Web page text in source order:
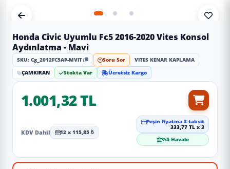
Honda Civic Uyumlu Fc5 2016-2020 Vites Konsol
Aydınlatma - Mavi
SKU: Cg_2012FC5AP-MVIT Soru Sor
VITES KENAR KAPLAMA
ÇAMKIRAN
Stokta Var Ücretsiz Kargo
1.001,32 TL
KDV Dahil 12 x 115,85 ₺
Peşin fiyatına 3 taksit
333,77 TL x 3
%5 Havale